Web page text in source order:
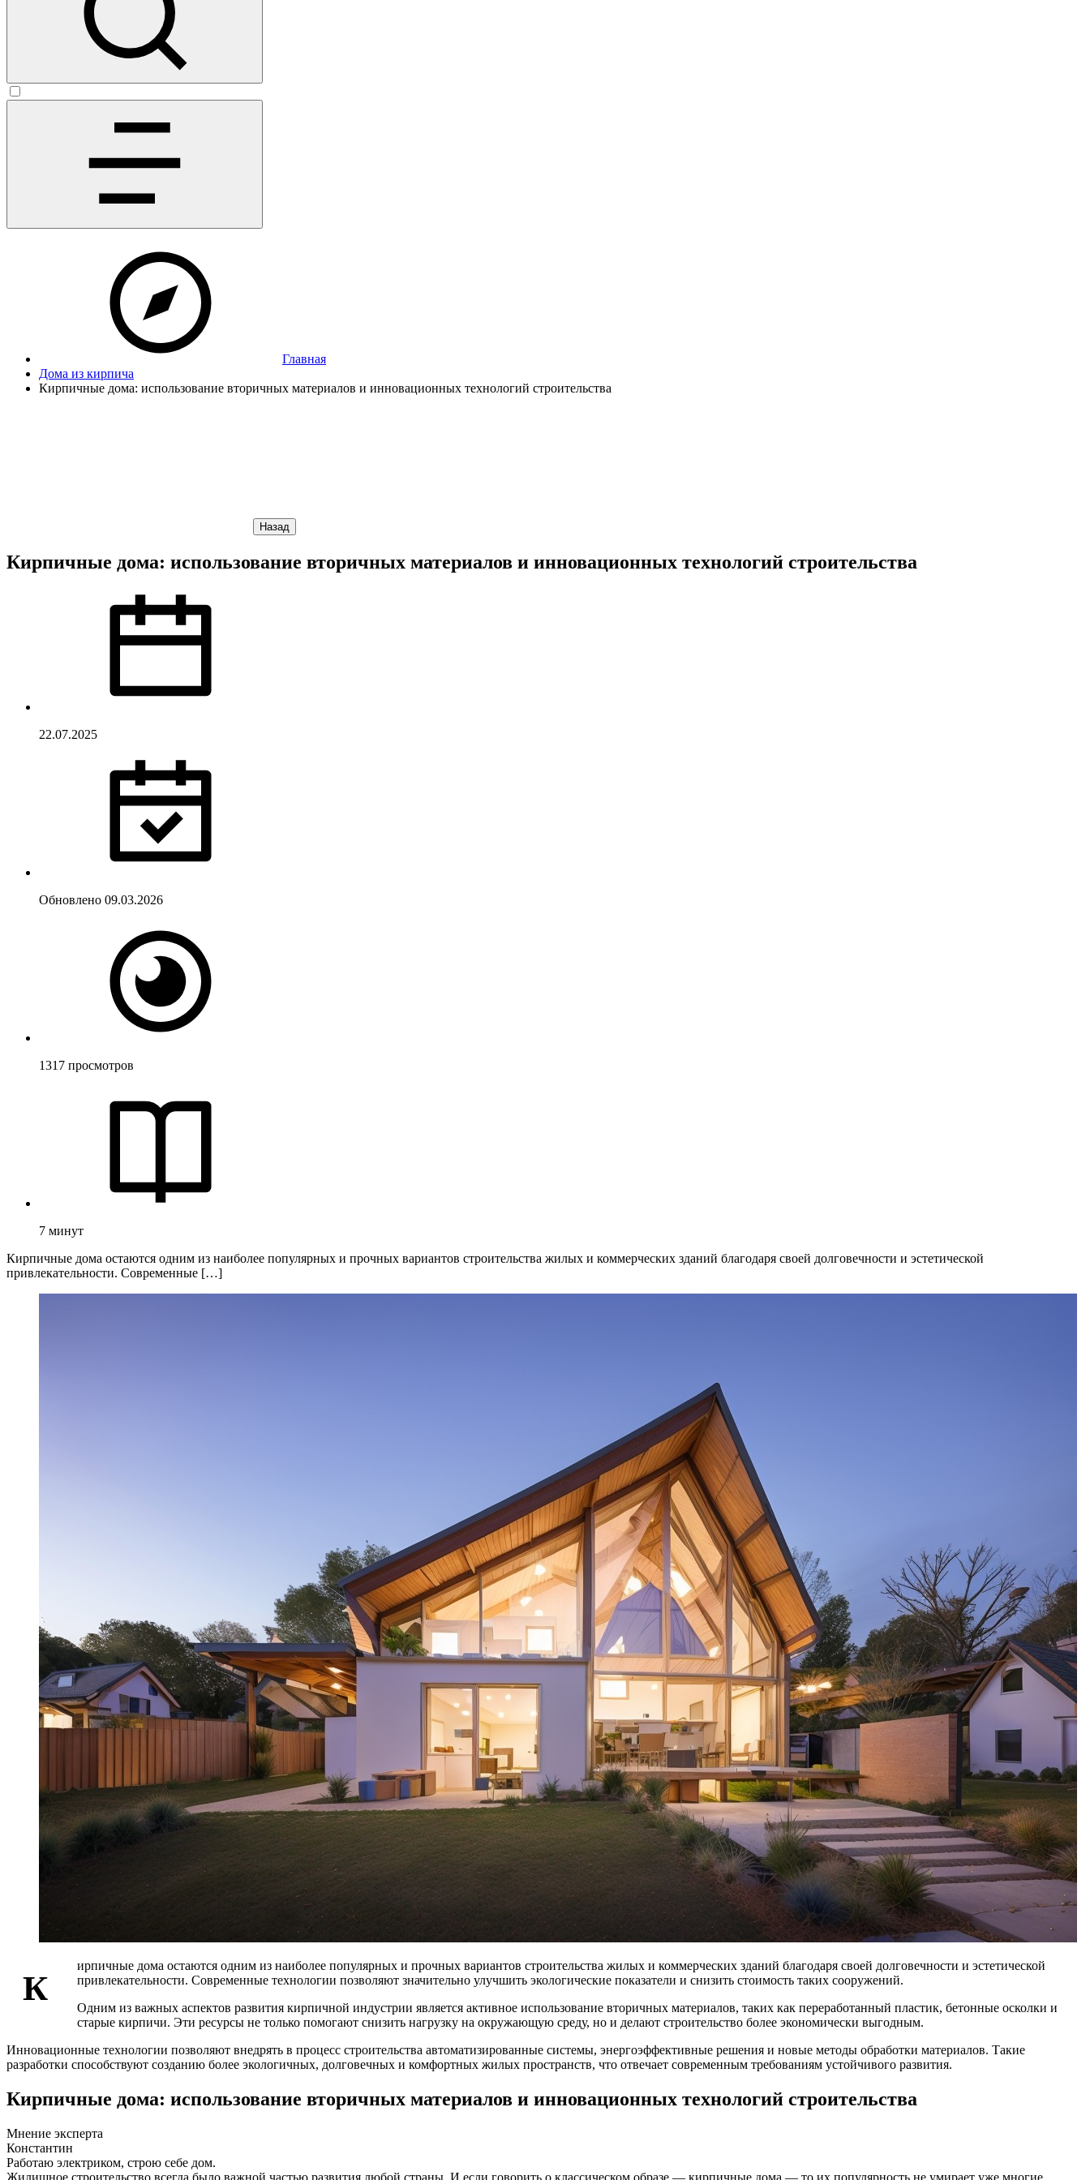
Главная
Дома из кирпича
Кирпичные дома: использование вторичных материалов и инновационных технологий строительства
Назад
Кирпичные дома: использование вторичных материалов и инновационных технологий строительства
22.07.2025
Обновлено 09.03.2026
1317 просмотров
7 минут
Кирпичные дома остаются одним из наиболее популярных и прочных вариантов строительства жилых и коммерческих зданий благодаря своей долговечности и эстетической
привлекательности. Современные […]
К
ирпичные дома остаются одним из наиболее популярных и прочных вариантов строительства жилых и коммерческих зданий благодаря своей долговечности и эстетической
привлекательности. Современные технологии позволяют значительно улучшить экологические показатели и снизить стоимость таких сооружений.
Одним из важных аспектов развития кирпичной индустрии является активное использование вторичных материалов, таких как переработанный пластик, бетонные осколки и
старые кирпичи. Эти ресурсы не только помогают снизить нагрузку на окружающую среду, но и делают строительство более экономически выгодным.
Инновационные технологии позволяют внедрять в процесс строительства автоматизированные системы, энергоэффективные решения и новые методы обработки материалов. Такие
разработки способствуют созданию более экологичных, долговечных и комфортных жилых пространств, что отвечает современным требованиям устойчивого развития.
Кирпичные дома: использование вторичных материалов и инновационных технологий строительства
Мнение эксперта
Константин
Работаю электриком, строю себе дом.
Жилищное строительство всегда было важной частью развития любой страны. И если говорить о классическом образе — кирпичные дома — то их популярность не умирает уже многие